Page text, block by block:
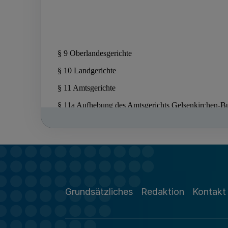
Grundsätzliches Redaktion Kontakt